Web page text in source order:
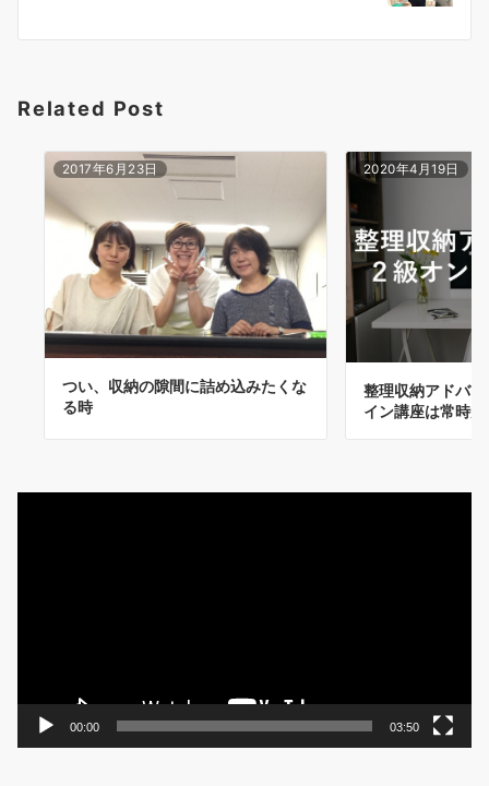
シ
ン
Related Post
2017年6月23日
つい、収納の隙間に詰め込みたくな
る時
2020年4月19日
整理収納アドバ
イン講座は常時
00:00 03:50